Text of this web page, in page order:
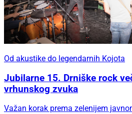
Od akustike do legendarnih Kojota
Jubilarne 15. Drniške rock
vrhunskog zvuka
Važan korak prema zelenijem